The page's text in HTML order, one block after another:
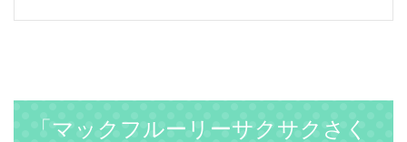
「マックフルーリーサクサクさく